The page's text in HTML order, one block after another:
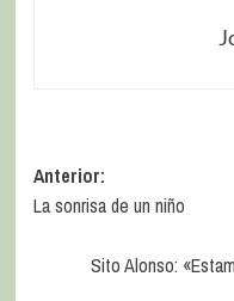
Anterior:
La sonrisa de un niño
Sito Alonso: